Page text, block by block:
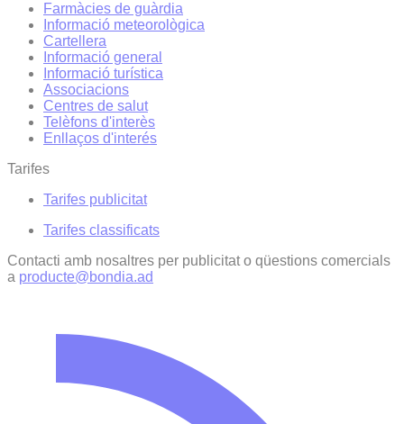
Farmàcies de guàrdia
Informació meteorològica
Cartellera
Informació general
Informació turística
Associacions
Centres de salut
Telèfons d'interès
Enllaços d'interés
Tarifes
Tarifes publicitat
Tarifes classificats
Contacti amb nosaltres per publicitat o qüestions comercials
a producte@bondia.ad